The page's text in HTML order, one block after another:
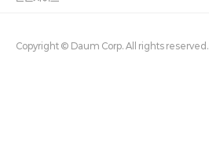
Copyright © Daum Corp. All rights reserved.